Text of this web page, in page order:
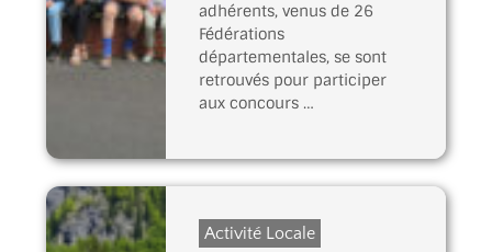
adhérents, venus de 26
Fédérations
départementales, se sont
retrouvés pour participer
aux concours …
Activité Locale